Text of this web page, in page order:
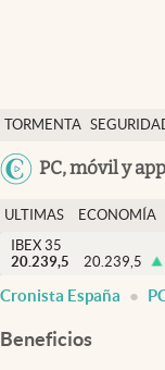
TORMENTA
PC, móvil y
Economía y finanzas
Política
Actualidad
Criptomonedas
España
ULTIMAS
NOTICIAS
ECONOMÍA
FINANZAS
IBEX 35
20.239,5
20.239,5
Cronista España
Beneficios